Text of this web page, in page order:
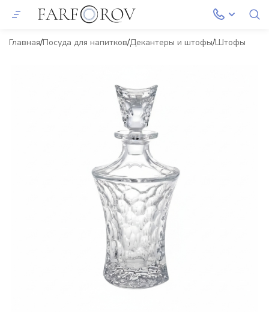
Главная Посуда для напитков Декантеры и штофы Штофы